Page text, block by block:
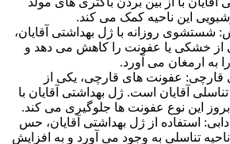
این ناحیه کمک می کند.
شستشوی روزانه با ژل بهداشتی آقایان،
از خشکی یا عفونت را کاهش می دهد و
ارمغان می آورد.
قارچی: عفونت های قارچی، یکی از
آقایان است. ژل بهداشتی آقایان با
بروز این نوع عفونت ها جلوگیری می کند.
استفاده از ژل بهداشتی آقایان، حس
تناسلی به وجود می آورد و به افزایش